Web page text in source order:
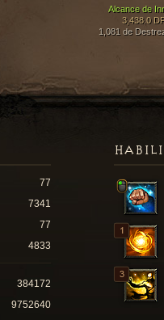
Alcance de
3,438.0
1,081 de
77
7341
77
4833
384172
9752640